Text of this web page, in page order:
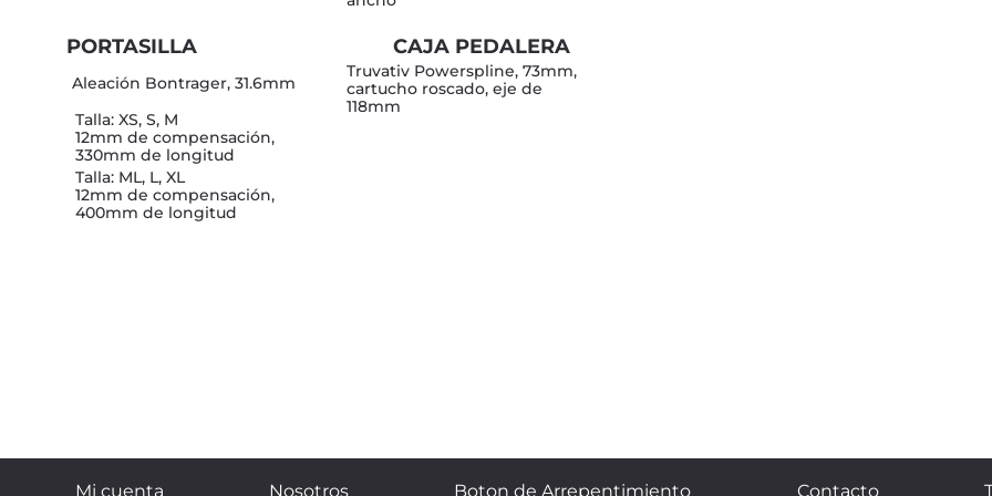
PORTASILLA
Aleación Bontrager, 31.6mm
Talla: XS, S, M
12mm de compensación,
330mm de longitud
Talla: ML, L, XL
12mm de compensación,
400mm de longitud
CAJA PEDALERA
Truvativ Powerspline, 73mm,
cartucho roscado, eje de
118mm
Mi cuenta Nosotros Boton de Arrepentimiento Contacto